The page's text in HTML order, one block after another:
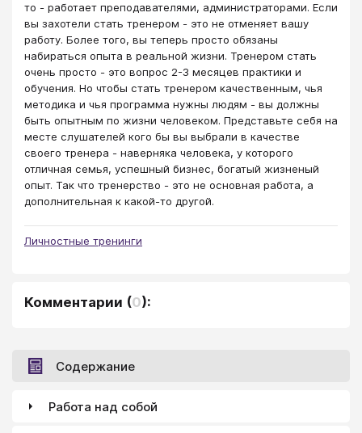
то - работает преподавателями, администраторами. Если
вы захотели стать тренером - это не отменяет вашу
работу. Более того, вы теперь просто обязаны
набираться опыта в реальной жизни. Тренером стать
очень просто - это вопрос 2-3 месяцев практики и
обучения. Но чтобы стать тренером качественным, чья
методика и чья программа нужны людям - вы должны
быть опытным по жизни человеком. Представьте себя на
месте слушателей кого бы вы выбрали в качестве
своего тренера - наверняка человека, у которого
отличная семья, успешный бизнес, богатый жизненый
опыт. Так что тренерство - это не основная работа, а
дополнительная к какой-то другой.
Личностные тренинги
Комментарии (0):
Содержание
Работа над собой